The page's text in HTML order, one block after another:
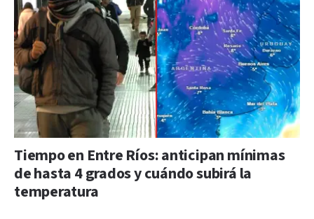
Tiempo en Entre Ríos: anticipan mínimas
de hasta 4 grados y cuándo subirá la
temperatura